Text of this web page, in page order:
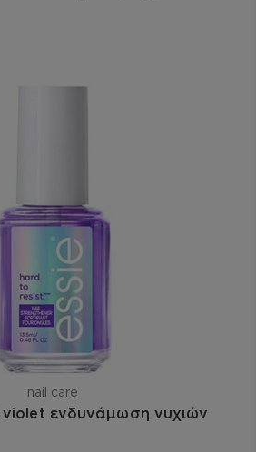
nail care
ενδυνάμωση νυχιών